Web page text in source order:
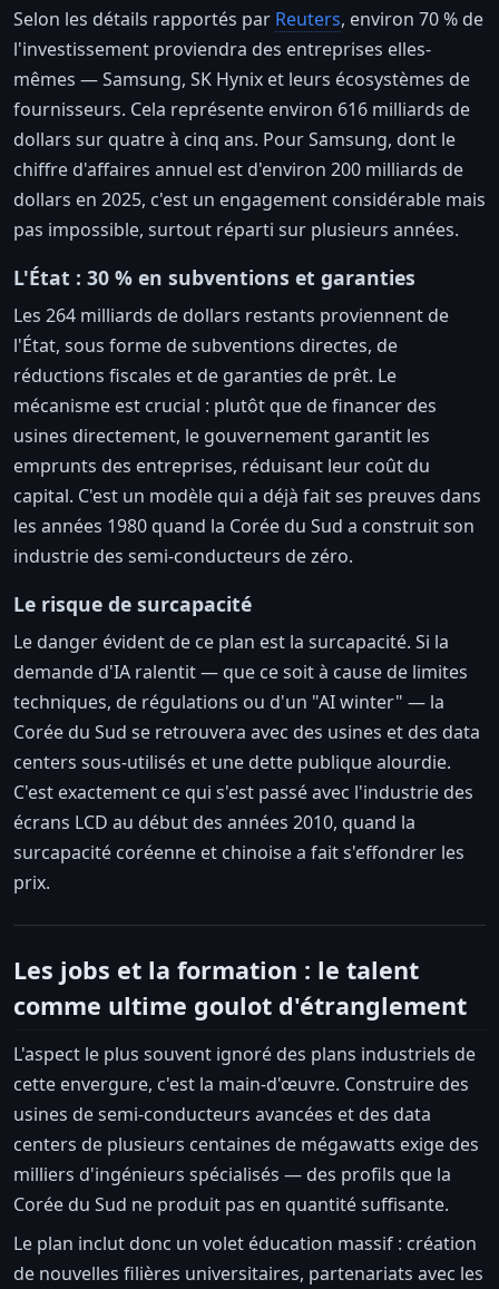
Selon les détails rapportés par Reuters, environ 70 % de
l'investissement proviendra des entreprises elles-
mêmes — Samsung, SK Hynix et leurs écosystèmes de
fournisseurs. Cela représente environ 616 milliards de
dollars sur quatre à cinq ans. Pour Samsung, dont le
chiffre d'affaires annuel est d'environ 200 milliards de
dollars en 2025, c'est un engagement considérable mais
pas impossible, surtout réparti sur plusieurs années.
L'État : 30 % en subventions et garanties
Les 264 milliards de dollars restants proviennent de
l'État, sous forme de subventions directes, de
réductions fiscales et de garanties de prêt. Le
mécanisme est crucial : plutôt que de financer des
usines directement, le gouvernement garantit les
emprunts des entreprises, réduisant leur coût du
capital. C'est un modèle qui a déjà fait ses preuves dans
les années 1980 quand la Corée du Sud a construit son
industrie des semi-conducteurs de zéro.
Le risque de surcapacité
Le danger évident de ce plan est la surcapacité. Si la
demande d'IA ralentit — que ce soit à cause de limites
techniques, de régulations ou d'un "AI winter" — la
Corée du Sud se retrouvera avec des usines et des data
centers sous-utilisés et une dette publique alourdie.
C'est exactement ce qui s'est passé avec l'industrie des
écrans LCD au début des années 2010, quand la
surcapacité coréenne et chinoise a fait s'effondrer les
prix.
Les jobs et la formation : le talent
comme ultime goulot d'étranglement
L'aspect le plus souvent ignoré des plans industriels de
cette envergure, c'est la main-d'œuvre. Construire des
usines de semi-conducteurs avancées et des data
centers de plusieurs centaines de mégawatts exige des
milliers d'ingénieurs spécialisés — des profils que la
Corée du Sud ne produit pas en quantité suffisante.
Le plan inclut donc un volet éducation massif : création
de nouvelles filières universitaires, partenariats avec les